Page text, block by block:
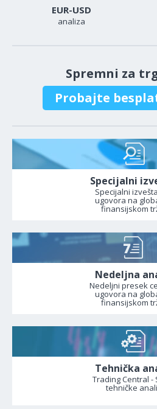
EUR-USD
analiza
Spremni za
Probajte
Specijalni
Specijalni
ugovora na
finansijskom
Nedeljna
Nedeljni presek
ugovora na
finansijskom
Tehnička
Trading Central -
tehničke